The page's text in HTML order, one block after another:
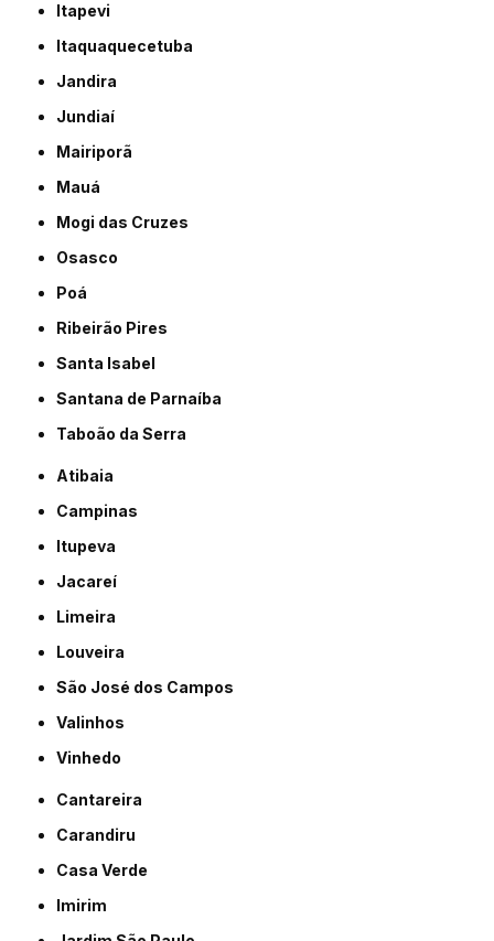
Itapevi
Itaquaquecetuba
Jandira
Jundiaí
Mairiporã
Mauá
Mogi das Cruzes
Osasco
Poá
Ribeirão Pires
Santa Isabel
Santana de Parnaíba
Taboão da Serra
Atibaia
Campinas
Itupeva
Jacareí
Limeira
Louveira
São José dos Campos
Valinhos
Vinhedo
Cantareira
Carandiru
Casa Verde
Imirim